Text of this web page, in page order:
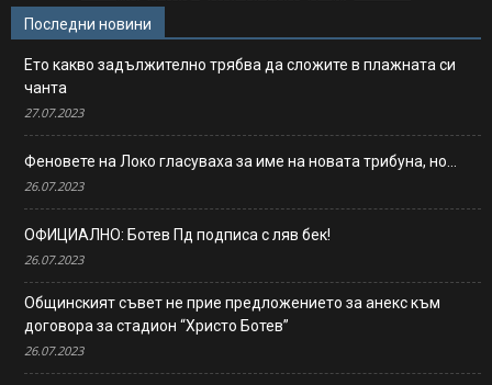
Последни новини
Ето какво задължително трябва да сложите в плажната си
чанта
27.07.2023
Феновете на Локо гласуваха за име на новата трибуна, но…
26.07.2023
ОФИЦИАЛНО: Ботев Пд подписа с ляв бек!
26.07.2023
Общинският съвет не прие предложението за анекс към
договора за стадион “Христо Ботев”
26.07.2023